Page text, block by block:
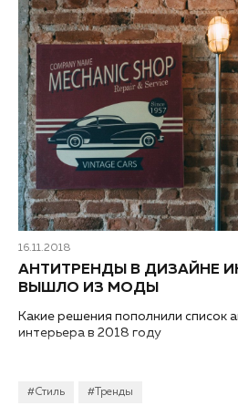
16.11.2018
#Стиль #Тренды
АНТИТРЕНДЫ В ДИЗАЙНЕ
ВЫШЛО ИЗ МОДЫ
Какие решения пополнили список
интерьера в 2018 году